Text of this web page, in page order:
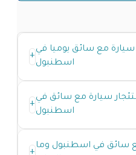
مع سائق يوميا في
اسطنبول
+
سيارة مع سائق في
اسطنبول
+
سائق في اسطنبول وما
+